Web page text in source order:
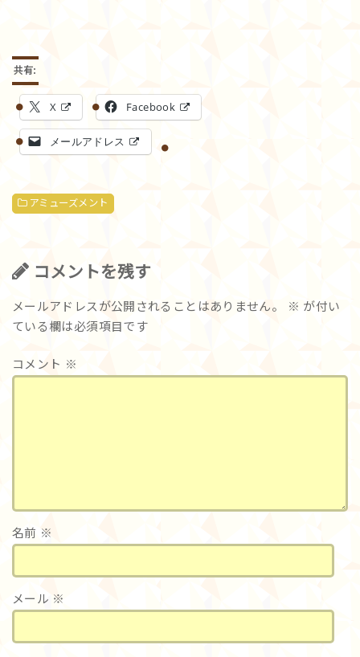
共有:
X Facebook
メールアドレス
アミューズメント
コメントを残す
メールアドレスが公開されることはありません。 ※ が付い
ている欄は必須項目です
コメント ※
名前 ※
メール ※